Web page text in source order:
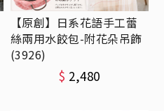
【原創】日系花語手工蕾
絲兩用水餃包-附花朵吊飾
(3926)
$ 2,480